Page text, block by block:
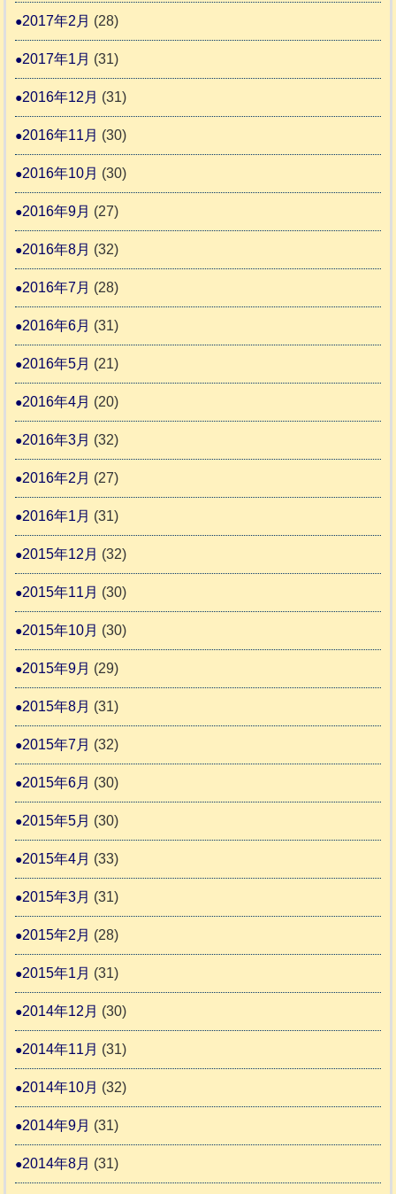
2017年2月 (28)
2017年1月 (31)
2016年12月 (31)
2016年11月 (30)
2016年10月 (30)
2016年9月 (27)
2016年8月 (32)
2016年7月 (28)
2016年6月 (31)
2016年5月 (21)
2016年4月 (20)
2016年3月 (32)
2016年2月 (27)
2016年1月 (31)
2015年12月 (32)
2015年11月 (30)
2015年10月 (30)
2015年9月 (29)
2015年8月 (31)
2015年7月 (32)
2015年6月 (30)
2015年5月 (30)
2015年4月 (33)
2015年3月 (31)
2015年2月 (28)
2015年1月 (31)
2014年12月 (30)
2014年11月 (31)
2014年10月 (32)
2014年9月 (31)
2014年8月 (31)